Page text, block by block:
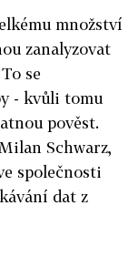
množství
zanalyzovat
se
- kvůli tomu
pověst.
Schwarz,
společnosti
dat z